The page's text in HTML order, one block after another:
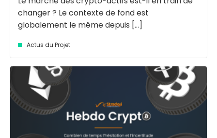
changer ? Le contexte de fond est
globalement le même depuis [...]
Actus du Projet